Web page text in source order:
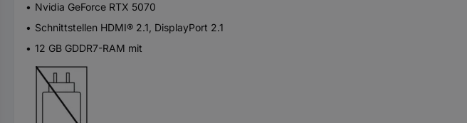
Nvidia GeForce RTX 5070
Schnittstellen HDMI® 2.1, DisplayPort 2.1
12 GB GDDR7-RAM mit